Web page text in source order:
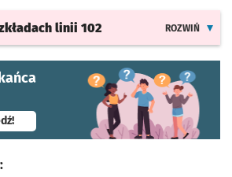
linii 102 ROZWIŃ
- otworzy się w nowej karcie